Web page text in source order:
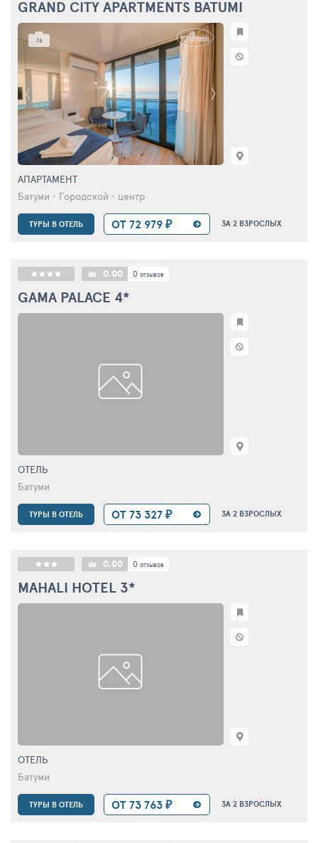
76
GRAND CITY APARTMENTS BATUMI
АПАРТАМЕНТ
Батуми • Городской • центр
ТУРЫ В ОТЕЛЬ ОТ 72 979 ₽ ЗА 2 ВЗРОСЛЫХ
0.00 0 отзывов
GAMA PALACE 4*
ОТЕЛЬ
Батуми
ТУРЫ В ОТЕЛЬ ОТ 73 327 ₽ ЗА 2 ВЗРОСЛЫХ
0.00 0 отзывов
MAHALI HOTEL 3*
ОТЕЛЬ
Батуми
ТУРЫ В ОТЕЛЬ ОТ 73 763 ₽ ЗА 2 ВЗРОСЛЫХ